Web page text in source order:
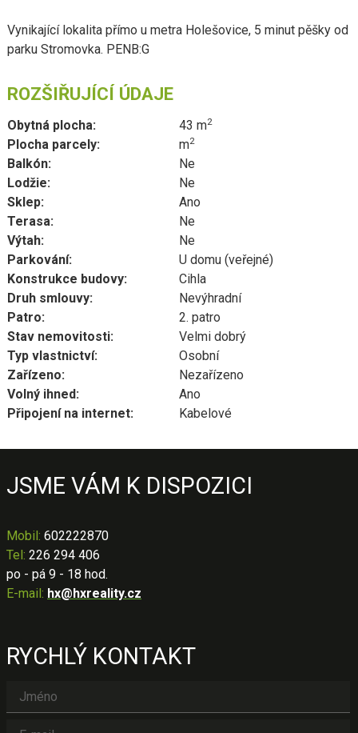
Vynikající lokalita přímo u metra Holešovice, 5 minut pěšky od
parku Stromovka. PENB:G
ROZŠIŘUJÍCÍ ÚDAJE
Obytná plocha: 43 m2
Plocha parcely: m2
Balkón:
Ne
Lodžie:
Ne
Sklep:
Ano
Terasa:
Ne
Výtah:
Ne
Parkování:
U domu (veřejné)
Konstrukce budovy:
Cihla
Druh smlouvy:
Nevýhradní
Patro:
2. patro
Stav nemovitosti:
Velmi dobrý
Typ vlastnictví:
Osobní
Zařízeno:
Nezařízeno
Volný ihned:
Ano
Připojení na internet:
Kabelové
JSME VÁM K DISPOZICI
Mobil: 602222870
Tel: 226 294 406
po - pá 9 - 18 hod.
E-mail: hx@hxreality.cz
RYCHLÝ KONTAKT